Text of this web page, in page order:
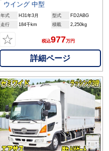
ウイング 中型
年式 H31年3月 型式
FD2ABG
走行
184千km 積載 2,250kg
☆ 税込977万円
詳細ページ